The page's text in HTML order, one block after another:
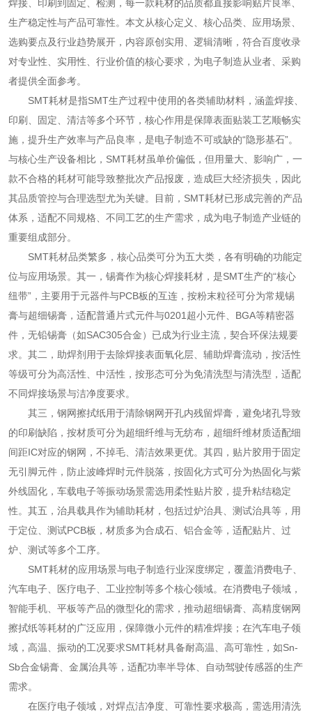
焊接、印刷到固定、检测，每一款耗材的品质都直接影响贴片良率、
生产稳定性与产品可靠性。本文从核心定义、核心品类、应用场景、
选购要点及行业趋势展开，内容原创实用、逻辑清晰，符合百度收录
对专业性、实用性、行业价值的核心要求，为电子制造从业者、采购
者提供全面参考。
SMT耗材是指SMT生产过程中使用的各类辅助材料，涵盖焊接、
印刷、固定、清洁等多个环节，核心作用是保障表面贴装工艺顺畅实
施，提升生产效率与产品良率，是电子制造不可或缺的“隐形基石”。
与核心生产设备相比，SMT耗材虽单价偏低，但用量大、影响广，一
款不合格的耗材可能导致整批次产品报废，造成巨大经济损失，因此
其品质管控与合理选型尤为关键。目前，SMT耗材已形成完善的产品
体系，适配不同规格、不同工艺的生产需求，成为电子制造产业链的
重要组成部分。
SMT耗材品类繁多，核心品类可分为五大类，各有明确的功能定
位与应用场景。其一，锡膏作为核心焊接耗材，是SMT生产的“核心
纽带”，主要用于元器件与PCB板的互连，按粉末粒径可分为常规锡
膏与超细锡膏，适配普通片式元件与0201超小元件、BGA等精密器
件，无铅锡膏（如SAC305合金）已成为行业主流，契合环保法规要
求。其二，助焊剂用于去除焊接表面氧化层、辅助焊膏流动，按活性
等级可分为高活性、中活性，按形态可分为免清洗型与清洗型，适配
不同焊接场景与洁净度要求。
其三，钢网擦拭纸用于清除钢网开孔内残留焊膏，避免堵孔导致
的印刷缺陷，按材质可分为超细纤维与无纺布，超细纤维材质适配细
间距IC对应的钢网，不掉毛、清洁效果更优。其四，贴片胶用于固定
无引脚元件，防止波峰焊时元件脱落，按固化方式可分为热固化与紫
外线固化，车载电子等振动场景需选用柔性贴片胶，提升粘结稳定
性。其五，治具载具作为辅助耗材，包括过炉治具、测试治具等，用
于定位、测试PCB板，材质多为合成石、铝合金等，适配贴片、过
炉、测试等多个工序。
SMT耗材的应用场景与电子制造行业深度绑定，覆盖消费电子、
汽车电子、医疗电子、工业控制等多个核心领域。在消费电子领域，
智能手机、平板等产品的微型化的需求，推动超细锡膏、高精度钢网
擦拭纸等耗材的广泛应用，保障微小元件的精准焊接；在汽车电子领
域，高温、振动的工况要求SMT耗材具备耐高温、高可靠性，如Sn-
Sb合金锡膏、金属治具等，适配功率半导体、自动驾驶传感器的生产
需求。
在医疗电子领域，对焊点洁净度、可靠性要求极高，需选用清洗